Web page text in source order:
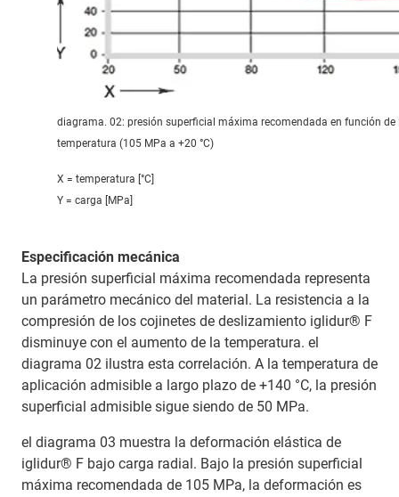
diagrama. 02: presión superficial máxima recomendada en función de
temperatura (105 MPa a +20 °C)
X = temperatura [°C]
Y = carga [MPa]
Especificación mecánica
La presión superficial máxima recomendada representa
un parámetro mecánico del material. La resistencia a la
compresión de los cojinetes de deslizamiento iglidur® F
disminuye con el aumento de la temperatura. el
diagrama 02 ilustra esta correlación. A la temperatura de
aplicación admisible a largo plazo de +140 °C, la presión
superficial admisible sigue siendo de 50 MPa.
el diagrama 03 muestra la deformación elástica de
iglidur® F bajo carga radial. Bajo la presión superficial
máxima recomendada de 105 MPa, la deformación es